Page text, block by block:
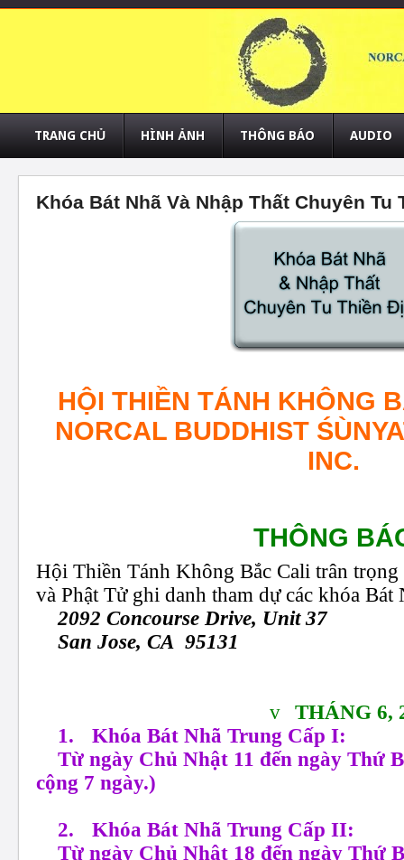
TRANG CHỦ HÌNH ẢNH THÔNG BÁO AUDIO
Khóa Bát Nhã Và Nhập Thất Chuyên Tu
HỘI THIỀN TÁNH KHÔNG
NORCAL BUDDHIST
INC.
THÔNG
Hội Thiền Tánh Không Bắc Cali trân
và Phật Tử ghi danh tham dự các khóa Bát
2092 Concourse Drive, Unit 37
San Jose, CA 95131
v
THÁNG 6,
1.
Khóa Bát Nhã Trung Cấp I:
Từ ngày Chủ Nhật 11 đến ngày Thứ
cộng 7 ngày.)
2.
Khóa Bát Nhã Trung Cấp II:
Từ ngày Chủ Nhật 18 đến ngày Thứ